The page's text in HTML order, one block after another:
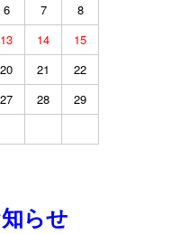
6 7
8
13 14
15
20 21
22
27 28
29
らせ